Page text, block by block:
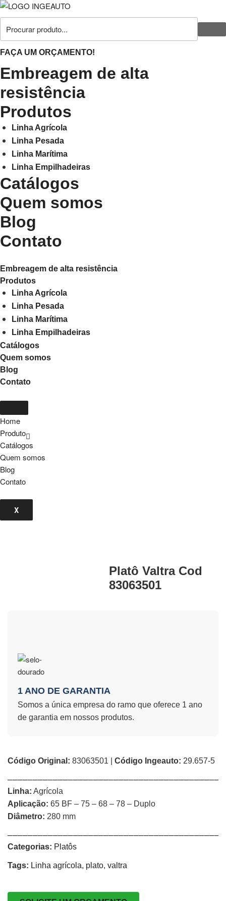
FAÇA UM ORÇAMENTO!
Embreagem de alta
resistência
Produtos
Linha Agrícola
Linha Pesada
Linha Marítima
Linha Empilhadeiras
Catálogos
Quem somos
Blog
Contato
Embreagem de alta resistência
Produtos
Linha Agrícola
Linha Pesada
Linha Marítima
Linha Empilhadeiras
Catálogos
Quem somos
Blog
Contato
Home
Produto
Catálogos
Quem somos
Blog
Contato
X
Platô Valtra Cod
83063501
1 ANO DE GARANTIA
Somos a única empresa do ramo que oferece 1 ano
de garantia em nossos produtos.
Código Original: 83063501 | Código Ingeauto: 29.657-5
Linha: Agrícola
Aplicação: 65 BF – 75 – 68 – 78 – Duplo
Diâmetro: 280 mm
Categorias: Platôs
Tags: Linha agrícola, plato, valtra